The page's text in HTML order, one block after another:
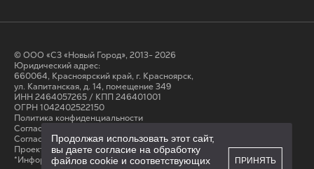
© ООО «СЗ «Новый Город», 2013- 2026
Юридический адрес:
660064, Красноярский край, г. Красноярск,
ул. Капитанская, д. 14, помещение 349
ИНН 2464057265 / КПП 246401001
ОГРН 1042402522150
Политика конфиденциальности
Согласие на обработку персональных данных
Cогласие на получение рассылки
Проектные декларации на сайте наш.дом.рф
*Информация на сайте не является публичной офертой
Продолжая использовать этот сайт,
вы даете согласие на обработку
файлов cookie и соответствующих
ПРИНЯТЬ